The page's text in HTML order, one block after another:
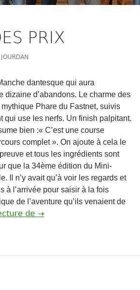
PRIX
dantesque qui aura
dizaine d’abandons. Le charme des
Phare du Fastnet, suivis
qui use les nerfs. Un finish palpitant.
bien :« C’est une course
complet ». On ajoute à cela le
et tous les ingrédients sont
que la 34ème édition du Mini-
Il n’y avait qu’à voir les regards et
à l’arrivée pour saisir à la fois
de l’aventure qu’ils venaient de
de Remise des prix
→